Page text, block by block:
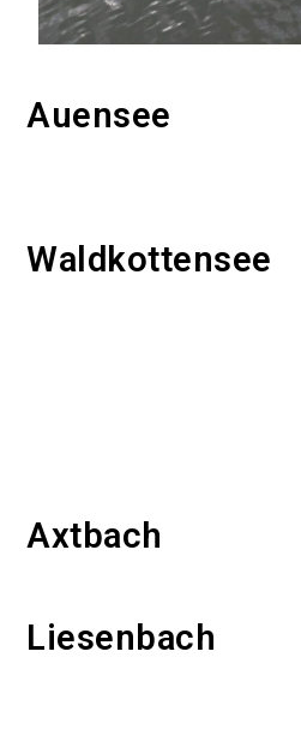
Auensee
Waldkottensee
Axtbach
Liesenbach